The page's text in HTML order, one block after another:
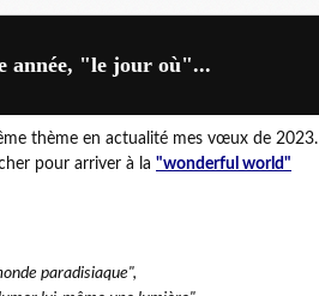
année, "le jour où"...
thème en actualité mes vœux de 2023.
pour arriver à la "wonderful world"
paradisiaque",